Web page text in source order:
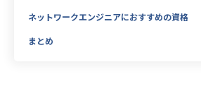
ネットワークエンジニアにおすすめの資格
まとめ